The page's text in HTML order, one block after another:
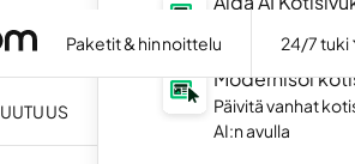
Paketit & hinnoittelu 24/7 tuki
UUTUUS
Modernisoi
Päivitä vanhat
AI:n avulla